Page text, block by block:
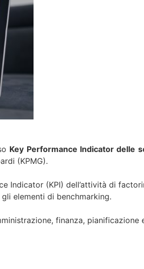
Key Performance Indicator delle
(KPMG).
Indicator (KPI) dell’attività di
elementi di benchmarking.
finanza, pianificazione